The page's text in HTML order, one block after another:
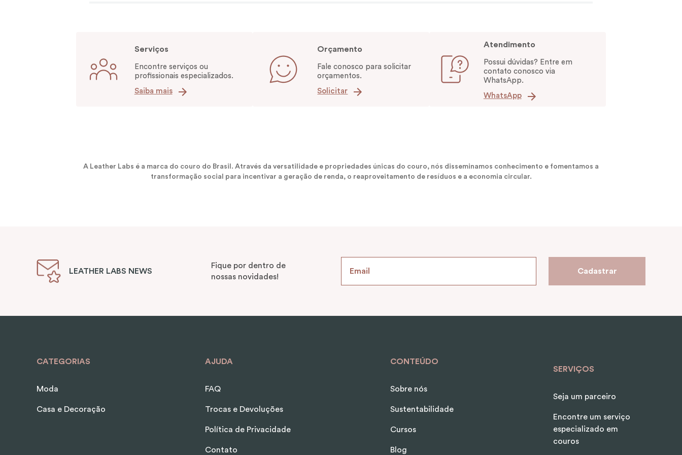
Serviços
Encontre serviços ou
profissionais especializados.
Saiba mais
Orçamento
Fale conosco para solicitar
orçamentos.
Solicitar
Atendimento
Possui dúvidas? Entre em
contato conosco via
WhatsApp.
WhatsApp
A Leather Labs é a marca do couro do Brasil. Através da versatilidade e propriedades únicas do couro, nós disseminamos conhecimento e fomentamos a
transformação social para incentivar a geração de renda, o reaproveitamento de resíduos e a economia circular.
LEATHER LABS NEWS
Fique por dentro de
nossas novidades!
Cadastrar
CATEGORIAS
Moda
Casa e Decoração
AJUDA
FAQ
Trocas e Devoluções
Política de Privacidade
Contato
CONTEÚDO
Sobre nós
Sustentabilidade
Cursos
Blog
SERVIÇOS
Seja um parceiro
Encontre um serviço
especializado em
couros